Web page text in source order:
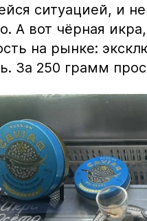
ситуацией, и
А вот чёрная
на рынке:
За 250 грамм